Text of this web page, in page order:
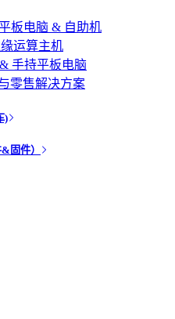
板电脑 & 自助机
运算主机
手持平板电脑
零售解决方案
)
固件）